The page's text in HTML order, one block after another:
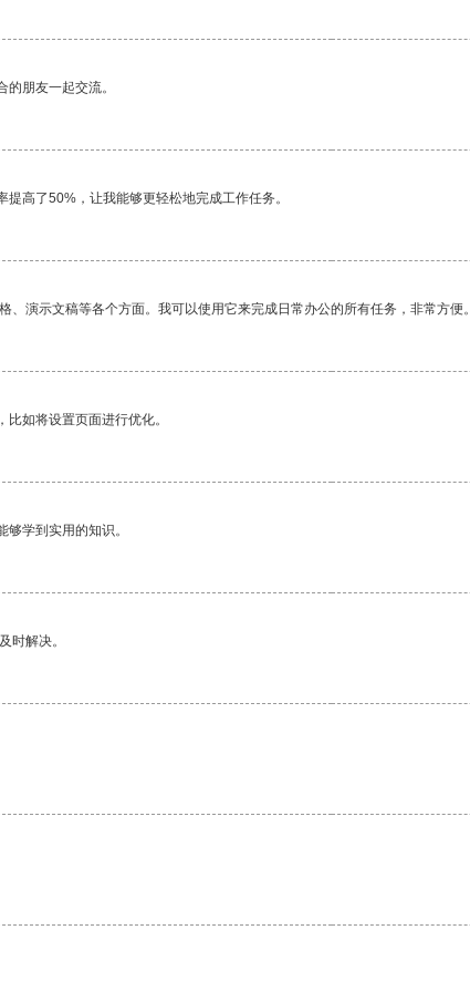
朋友一起交流。
高了50%，让我能够更轻松地完成工作任务。
演示文稿等各个方面。我可以使用它来完成日常办公的所有任务，非常方便。
如将设置页面进行优化。
学到实用的知识。
时解决。